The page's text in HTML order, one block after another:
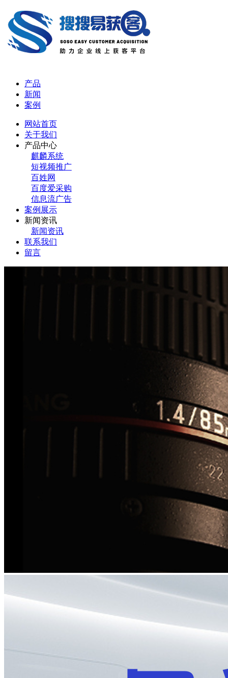
产品
新闻
案例
网站首页
关于我们
产品中心
麒麟系统
短视频推广
百姓网
百度爱采购
信息流广告
案例展示
新闻资讯
新闻资讯
联系我们
留言